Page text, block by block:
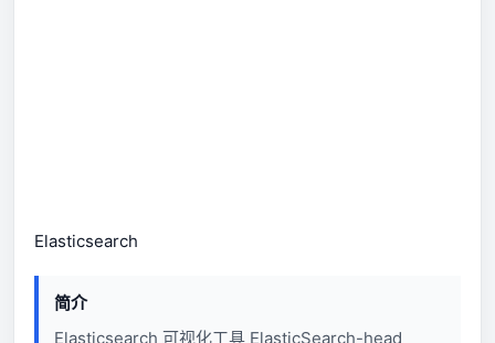
Elasticsearch
简介
Elasticsearch 可视化工具 ElasticSearch-head